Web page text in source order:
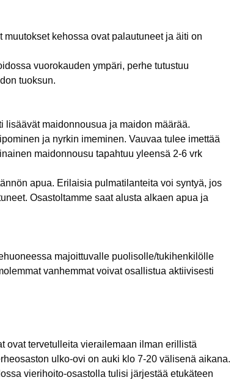
kehossa ovat palautuneet ja äiti on
vuorokauden ympäri, perhe tutustuu
tuoksun.
lisäävät maidonnousua ja maidon määrää.
ja nyrkin imeminen. Vauvaa tulee imettää
maidonnousu tapahtuu yleensä 2-6 vrk
apua. Erilaisia pulmatilanteita voi syntyä, jos
Osastoltamme saat alusta alkaen apua ja
majoittuvalle puolisolle/tukihenkilölle
vanhemmat voivat osallistua aktiivisesti
ovat tervetulleita vierailemaan ilman erillistä
ulko-ovi on auki klo 7-20 välisenä aikana.
vierihoito-osastolla tulisi järjestää etukäteen